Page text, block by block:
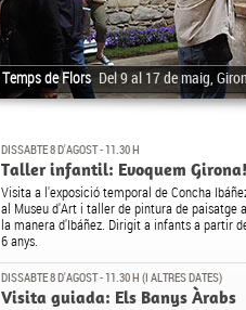
Temps de Flors Del 9 al 17 de maig,
DISSABTE 8 D'AGOST - 11.30 H
Taller infantil: Evoquem Girona!
Visita a l'exposició temporal de Concha
al Museu d'Art i taller de pintura de paisatge a
la manera d'Ibáñez. Dirigit a infants a partir
6 anys.
DISSABTE 8 D'AGOST - 11.30 H (I ALTRES DATES)
Visita guiada: Els Banys Àrabs